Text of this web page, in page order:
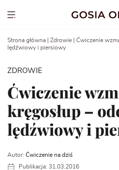
Show menu
Strona główna Zdrowie
Ćwiczenie
lędźwiowy i piersiowy
ZDROWIE
Ćwiczenie
kręgosłup –
lędźwiowy i
Autor: Ćwiczenie na dziś
Publikacja: 31.03.2016